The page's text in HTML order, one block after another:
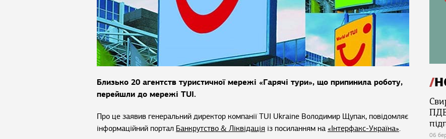
Близько 20 агентств туристичної мережі «Гарячі тури», що припинила роботу,
перейшли до мережі TUI.
Про це заявив генеральний директор компанії TUI Ukraine Володимир Щупак, повідомляє
інформаційний портал Банкрутство & Ліквідація із посиланням на «Інтерфакс-Україна».
06